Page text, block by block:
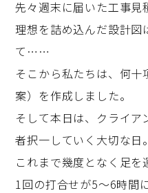
先々週末に届いた工事見
理想を詰め込んだ設計図
て……
そこから私たちは、何十
案）を作成しました。
そして本日は、クライア
者択一していく大切な日。
これまで幾度となく足を
1回の打合せが5〜6時間